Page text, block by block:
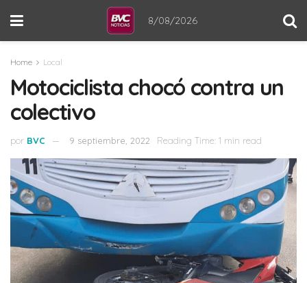
8/08/2026
Home Local
Motociclista chocó contra un
colectivo
por BVC 9 septiembre, 2022 Reading Time: 1 min read